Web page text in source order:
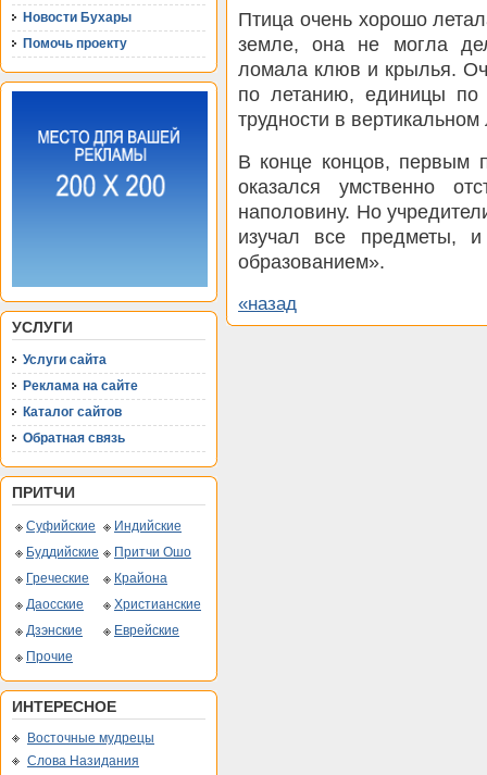
Новости Бухары
Помочь проекту
УСЛУГИ
Услуги сайта
Реклама на сайте
Каталог сайтов
Обратная связь
ПРИТЧИ
Суфийские
Индийские
Буддийские
Притчи Ошо
Греческие
Крайона
Даосские
Христианские
Дзэнские
Еврейские
Прочие
ИНТЕРЕСНОЕ
Восточные мудрецы
Слова Назидания
Птица очень хорошо
земле, она не могла
ломала клюв и крылья.
по летанию, единицы по
трудности в вертикальном
В конце концов, первым
оказался умственно
наполовину. Но
изучал все предметы,
образованием».
«назад